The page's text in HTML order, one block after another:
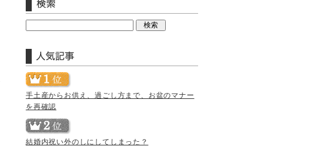
手土産からお供え、過ごし方まで、お盆のマナー
を再確認
結婚内祝い外のしにしてしまった？